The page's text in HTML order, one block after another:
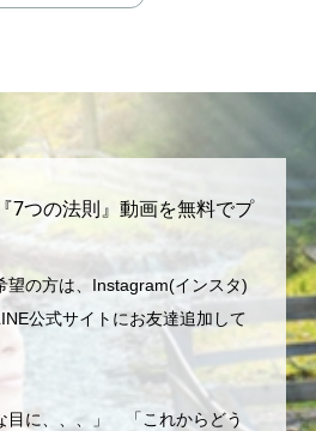
7つの法則』動画を無料でプ
望の方は、Instagram(インスタ)
公式サイトにお友達追加して
目に、、、」 「これからどう